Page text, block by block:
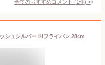
全てのおすすめコメント (1件) >
シュシルバー IHフライパン 28cm